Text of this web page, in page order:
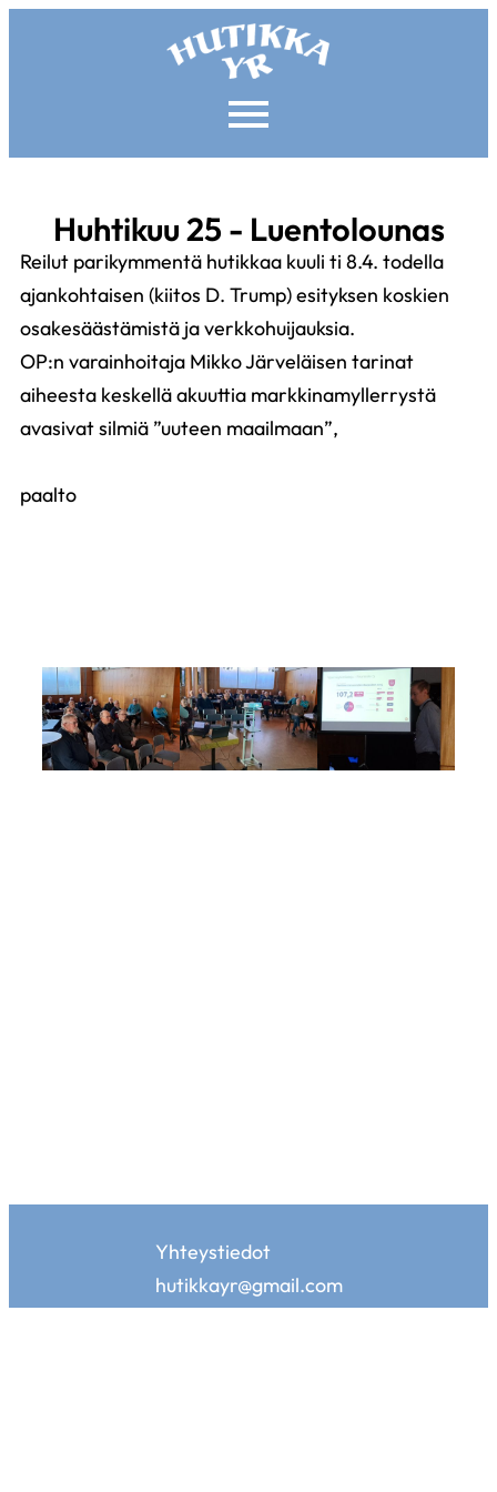
Huhtikuu 25 - Luentolounas
Reilut parikymmentä hutikkaa kuuli ti 8.4. todella
ajankohtaisen (kiitos D. Trump) esityksen koskien
osakesäästämistä ja verkkohuijauksia.
OP:n varainhoitaja Mikko Järveläisen tarinat
aiheesta keskellä akuuttia markkinamyllerrystä
avasivat silmiä ”uuteen maailmaan”,
paalto
Yhteystiedot
hutikkayr@gmail.com